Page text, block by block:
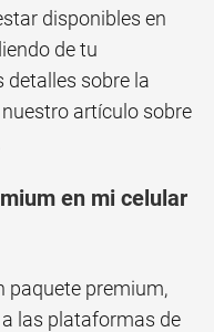
disponibles en
de tu
detalles sobre la
artículo sobre
en mi celular
paquete premium,
las plataformas de